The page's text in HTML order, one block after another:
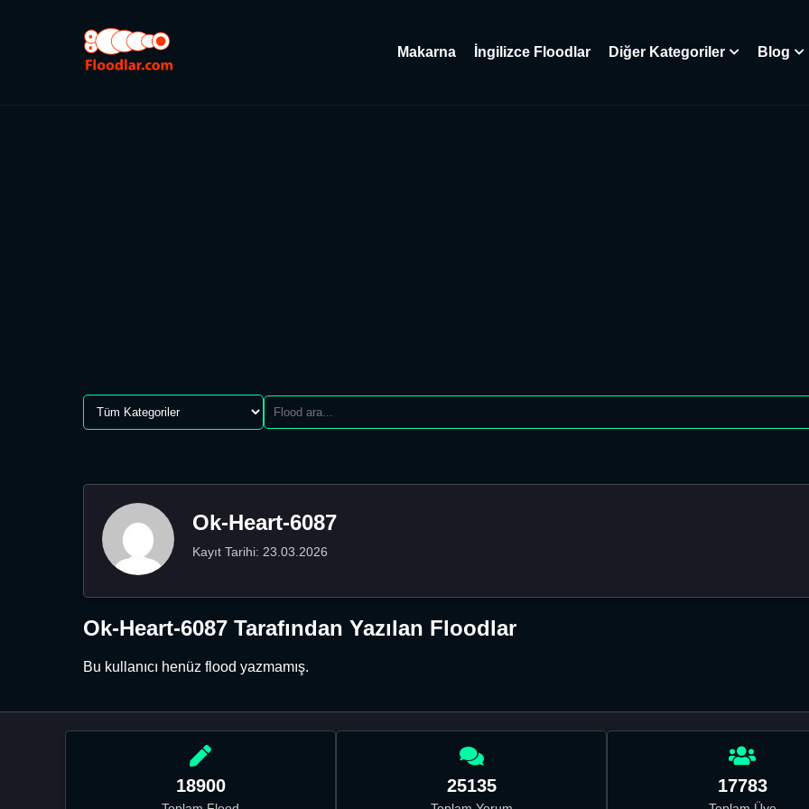
Makarna İngilizce Floodlar Diğer Kategoriler Blog
Ok-Heart-6087
Kayıt Tarihi: 23.03.2026
Ok-Heart-6087 Tarafından Yazılan Floodlar
Bu kullanıcı henüz flood yazmamış.
18900 25135 17783